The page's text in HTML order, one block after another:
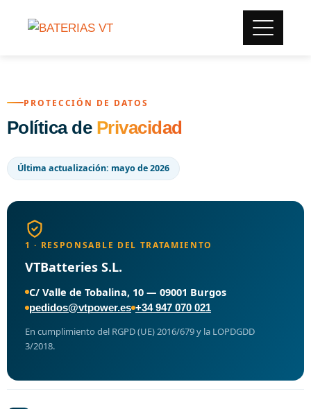
PROTECCIÓN DE DATOS
Política de Privacidad
Última actualización: mayo de 2026
1 · RESPONSABLE DEL TRATAMIENTO
VTBatteries S.L.
C/ Valle de Tobalina, 10 — 09001 Burgos
pedidos@vtpower.es +34 947 070 021
En cumplimiento del RGPD (UE) 2016/679 y la LOPDGDD
3/2018.